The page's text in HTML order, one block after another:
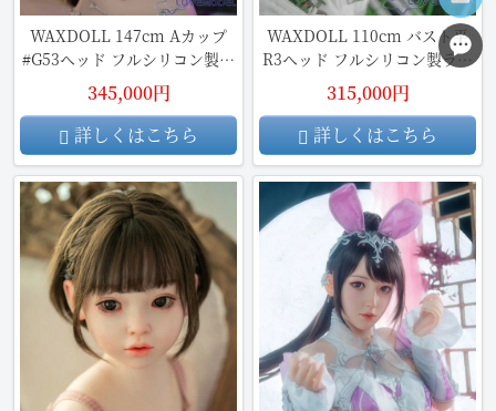
WAXDOLL 147cm Aカップ
#G53ヘッド フルシリコン製リ
アルドール
345,000円
詳しくはこちら
WAXDOLL 110cm バスト平
R3ヘッド フルシリコン製ラブ
ドール
315,000円
詳しくはこちら